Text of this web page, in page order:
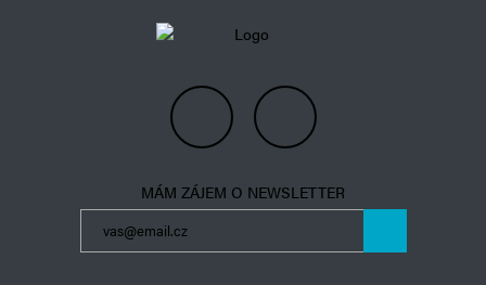
live the kiteboarding
happiness
MÁM ZÁJEM O NEWSLETTER